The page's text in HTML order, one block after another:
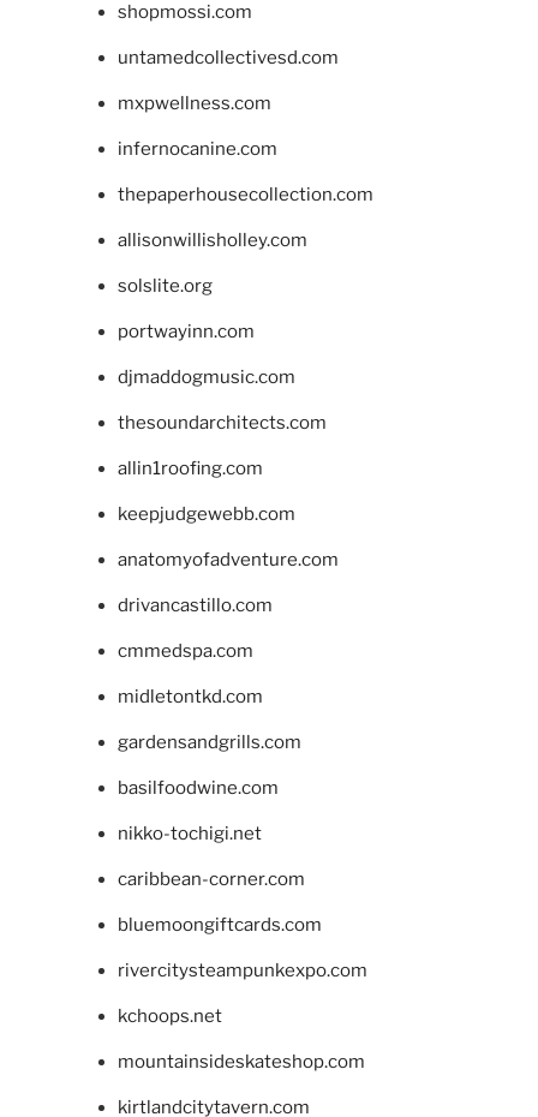
shopmossi.com
untamedcollectivesd.com
mxpwellness.com
infernocanine.com
thepaperhousecollection.com
allisonwillisholley.com
solslite.org
portwayinn.com
djmaddogmusic.com
thesoundarchitects.com
allin1roofing.com
keepjudgewebb.com
anatomyofadventure.com
drivancastillo.com
cmmedspa.com
midletontkd.com
gardensandgrills.com
basilfoodwine.com
nikko-tochigi.net
caribbean-corner.com
bluemoongiftcards.com
rivercitysteampunkexpo.com
kchoops.net
mountainsideskateshop.com
kirtlandcitytavern.com